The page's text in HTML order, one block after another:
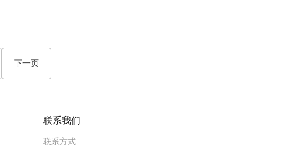
下一页
联系我们
联系方式